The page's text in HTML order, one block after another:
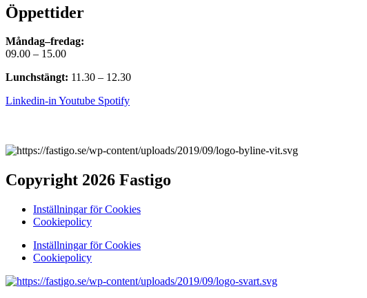
Öppettider
Måndag–fredag:
09.00 – 15.00
Lunchstängt: 11.30 – 12.30
Linkedin-inYoutube Spotify
Copyright 2026 Fastigo
Inställningar för Cookies
Cookiepolicy
Inställningar för Cookies
Cookiepolicy